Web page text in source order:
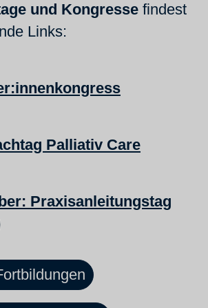
und Kongresse findest
Links:
Palliativ Care
Praxisanleitungstag